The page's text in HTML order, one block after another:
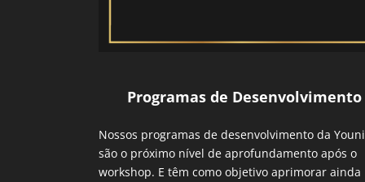
Programas de Desenvolvimento
Nossos programas de desenvolvimento da
são o próximo nível de aprofundamento após o
workshop. E têm como objetivo aprimorar ainda